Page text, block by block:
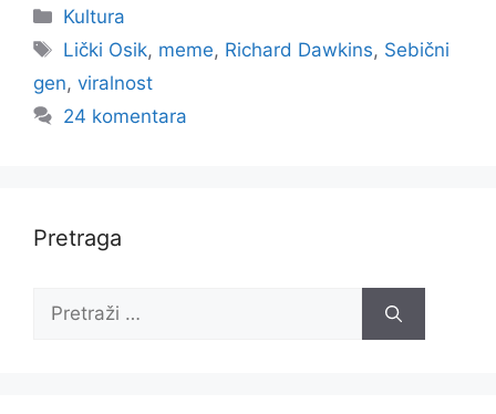
Kategorije
Kultura
Oznake
Lički Osik, meme, Richard Dawkins, Sebični
gen, viralnost
24 komentara
Pretraga
Pretraži: